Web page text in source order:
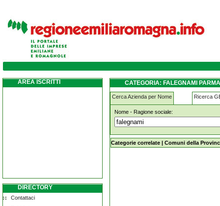
Falegnami parma
AREA ISCRITTI
DIRECTORY
Contattaci
CATEGORIA: FALEGNAMI PARMA
Cerca Azienda per Nome Ricerca
Nome - Ragione sociale:
Falegnami parma
Categorie correlate | Comuni della